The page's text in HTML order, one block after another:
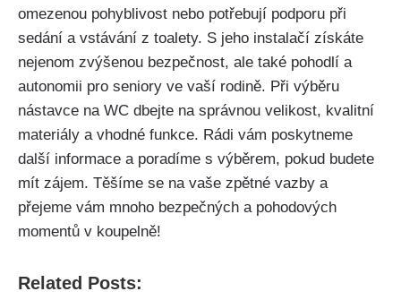
omezenou pohyblivost nebo potřebují podporu při
sedání a vstávání z toalety. S jeho instalačí získáte
nejenom zvýšenou bezpečnost, ale také pohodlí a
autonomii pro seniory ve vaší rodině. Při výběru
nástavce na WC dbejte na správnou velikost, kvalitní
materiály a vhodné funkce. Rádi vám poskytneme
další informace a poradíme s výběrem, pokud budete
mít zájem. Těšíme se na vaše zpětné vazby a
přejeme vám mnoho bezpečných a pohodových
momentů v koupelně!
Related Posts: